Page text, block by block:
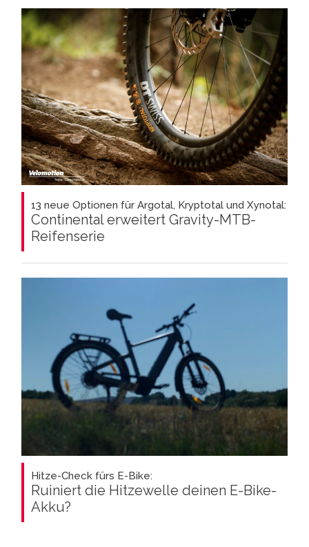
13 neue Optionen für Argotal, Kryptotal und Xynotal:
Continental erweitert Gravity-MTB-
Reifenserie
Hitze-Check fürs E-Bike:
Ruiniert die Hitzewelle deinen E-Bike-
Akku?